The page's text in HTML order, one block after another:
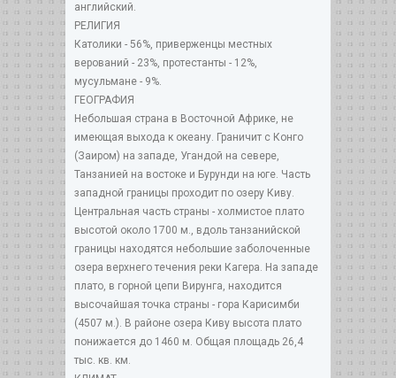
английский.
РЕЛИГИЯ
Католики - 56%, приверженцы местных
верований - 23%, протестанты - 12%,
мусульмане - 9%.
ГЕОГРАФИЯ
Небольшая страна в Восточной Африке, не
имеющая выхода к океану. Граничит с Конго
(Заиром) на западе, Угандой на севере,
Танзанией на востоке и Бурунди на юге. Часть
западной границы проходит по озеру Киву.
Центральная часть страны - холмистое плато
высотой около 1700 м., вдоль танзанийской
границы находятся небольшие заболоченные
озера верхнего течения реки Кагера. На западе
плато, в горной цепи Вирунга, находится
высочайшая точка страны - гора Карисимби
(4507 м.). В районе озера Киву высота плато
понижается до 1460 м. Общая площадь 26,4
тыс. кв. км.